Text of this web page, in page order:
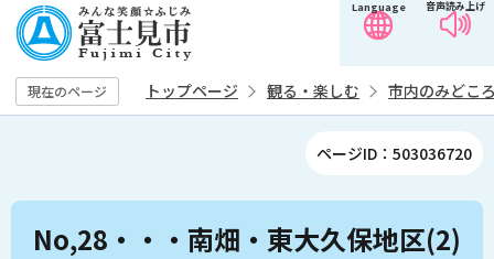
の
ペ
ー
音声読み上げ
Language
現在のページ トップページ 観る・楽しむ 市内のみどこ
ページID：503036720
本
No,28・・・南畑・東大久保地区(2)